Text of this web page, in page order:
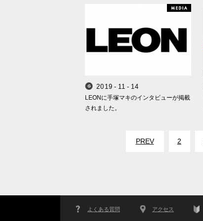
Smappa! Group
20 19 - 11 - 14
LEONに手塚マキのインタビューが掲載
されました。
PREV 2
よくある質問 アクセス